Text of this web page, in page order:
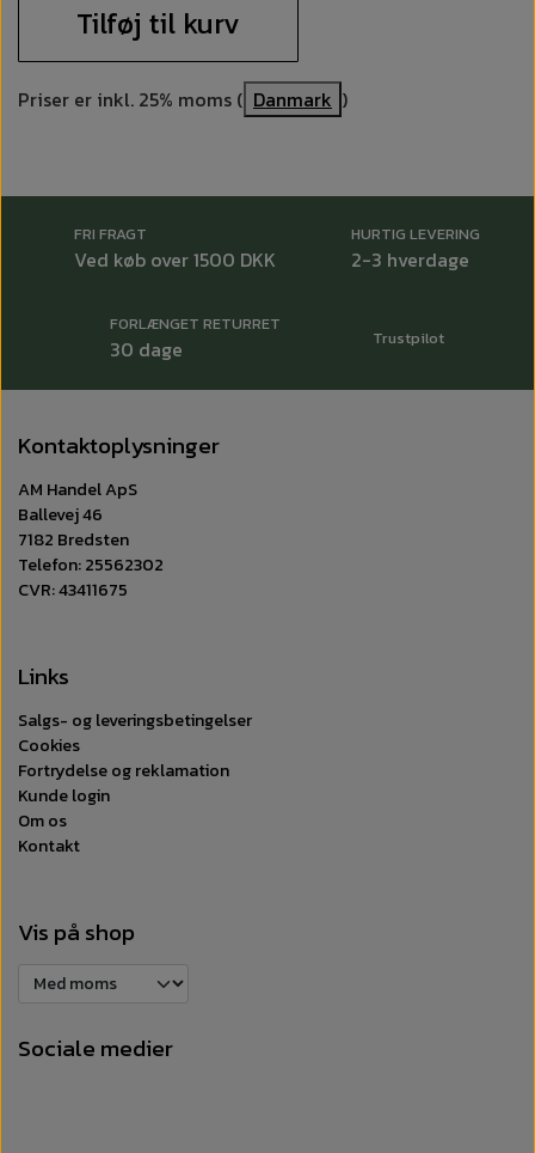
Tilføj til kurv
Priser er inkl. 25% moms ( Danmark )
FRI FRAGT
Ved køb over 1500 DKK
HURTIG LEVERING
2-3 hverdage
FORLÆNGET RETURRET
30 dage Trustpilot
Kontaktoplysninger
AM Handel ApS
Ballevej 46
7182 Bredsten
Telefon: 25562302
CVR: 43411675
Links
Salgs- og leveringsbetingelser
Cookies
Fortrydelse og reklamation
Kunde login
Om os
Kontakt
Vis på shop
Sociale medier